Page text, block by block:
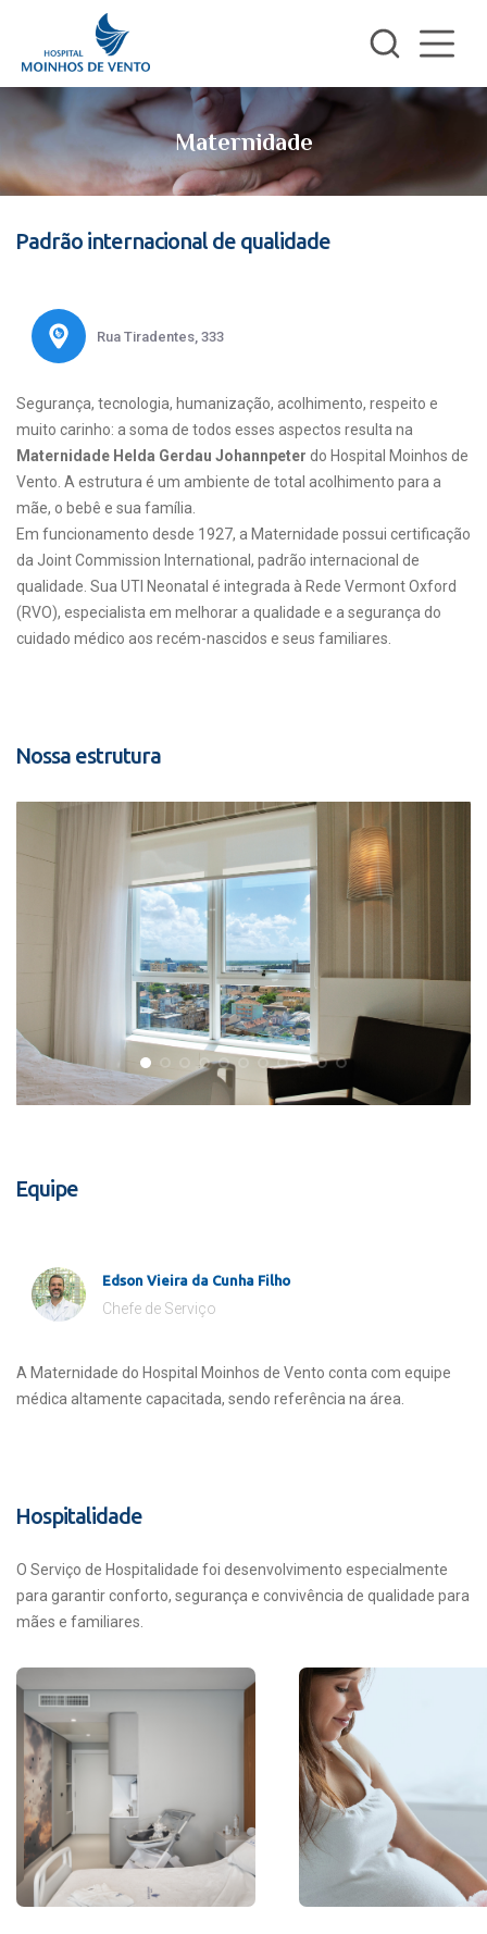
Maternidade
Padrão internacional de qualidade
Rua Tiradentes, 333
Segurança, tecnologia, humanização, acolhimento, respeito e
muito carinho: a soma de todos esses aspectos resulta na
Maternidade Helda Gerdau Johannpeter do Hospital Moinhos de
Vento. A estrutura é um ambiente de total acolhimento para a
mãe, o bebê e sua família.
Em funcionamento desde 1927, a Maternidade possui certificação
da Joint Commission International, padrão internacional de
qualidade. Sua UTI Neonatal é integrada à Rede Vermont Oxford
(RVO), especialista em melhorar a qualidade e a segurança do
cuidado médico aos recém-nascidos e seus familiares.
Nossa estrutura
Equipe
Edson Vieira da Cunha Filho
Chefe de Serviço
A Maternidade do Hospital Moinhos de Vento conta com equipe
médica altamente capacitada, sendo referência na área.
Hospitalidade
O Serviço de Hospitalidade foi desenvolvimento especialmente
para garantir conforto, segurança e convivência de qualidade para
mães e familiares.